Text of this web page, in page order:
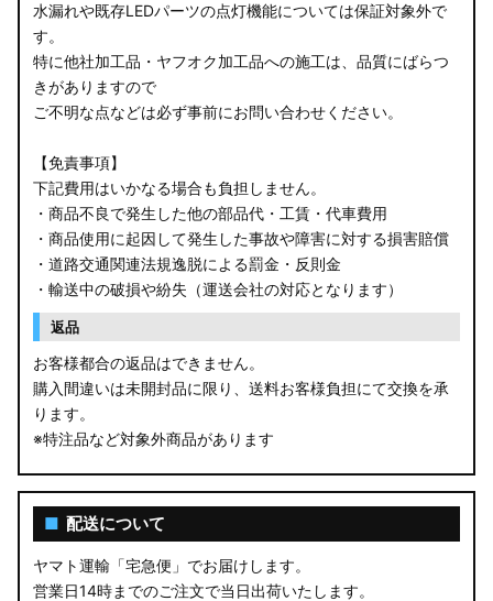
水漏れや既存LEDパーツの点灯機能については保証対象外で
す。
特に他社加工品・ヤフオク加工品への施工は、品質にばらつ
きがありますので
ご不明な点などは必ず事前にお問い合わせください。
【免責事項】
下記費用はいかなる場合も負担しません。
・商品不良で発生した他の部品代・工賃・代車費用
・商品使用に起因して発生した事故や障害に対する損害賠償
・道路交通関連法規逸脱による罰金・反則金
・輸送中の破損や紛失（運送会社の対応となります）
返品
お客様都合の返品はできません。
購入間違いは未開封品に限り、送料お客様負担にて交換を承
ります。
※特注品など対象外商品があります
■ 配送について
ヤマト運輸「宅急便」でお届けします。
営業日14時までのご注文で当日出荷いたします。